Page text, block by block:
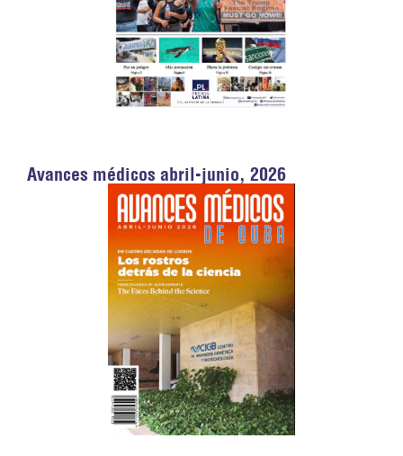
Avances médicos abril-junio, 2026